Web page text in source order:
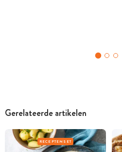
Gerelateerde artikelen
RECEPTENSET